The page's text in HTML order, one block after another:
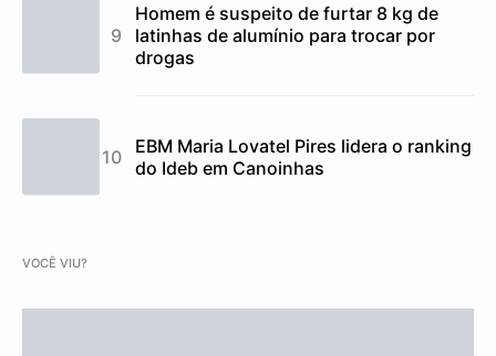
Homem é suspeito de furtar 8 kg de
latinhas de alumínio para trocar por
drogas
EBM Maria Lovatel Pires lidera o ranking
do Ideb em Canoinhas
VOCÊ VIU?